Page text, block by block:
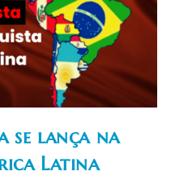
se lança na
Latina